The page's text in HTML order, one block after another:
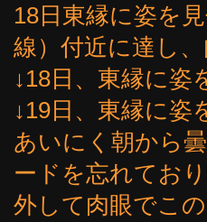
18日東縁に姿を
線）付近に達し
↓18日、東縁に姿
↓19日、東縁に姿
あいにく朝から
ードを忘れてお
外して肉眼でこ